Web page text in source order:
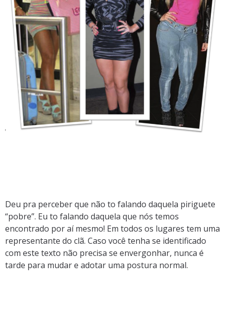
Deu pra perceber que não to falando daquela piriguete
“pobre”. Eu to falando daquela que nós temos
encontrado por aí mesmo! Em todos os lugares tem uma
representante do clã. Caso você tenha se identificado
com este texto não precisa se envergonhar, nunca é
tarde para mudar e adotar uma postura normal.